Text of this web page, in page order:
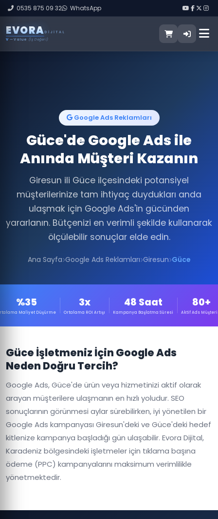
0535 875 09 32 WhatsApp
EVORA DIJITAL
V — Value (İş Değeri)
Google Ads Reklamları
Güce'de Google Ads ile
Anında Müşteri Kazanın
Giresun ili Güce ilçesindeki potansiyel
müşterilerinize tam ihtiyaç duydukları anda
ulaşmak için Google Ads'in gücünden
yararlanın. Bütçenizi en verimli şekilde kullanarak
ölçülebilir sonuçlar elde edin.
Ana Sayfa Google Ads Reklamları Giresun Güce
%35
Maliyet Düşürme
3x
Ortalama ROI Artışı
48 Saat
Kampanya Başlatma Süresi
80+
Aktif Ads
Güce İşletmeniz İçin Google Ads
Neden Doğru Tercih?
Google Ads, Güce'de ürün veya hizmetinizi aktif olarak
arayan müşterilere ulaşmanın en hızlı yoludur. SEO
sonuçlarının görünmesi aylar sürebilirken, iyi yönetilen bir
Google Ads kampanyası Giresun'deki ve Güce'deki hedef
kitlenize kampanya başladığı gün ulaşabilir. Evora Dijital,
Karadeniz bölgesindeki işletmeler için tıklama başına
ödeme (PPC) kampanyalarını maksimum verimlilikle
yönetmektedir.